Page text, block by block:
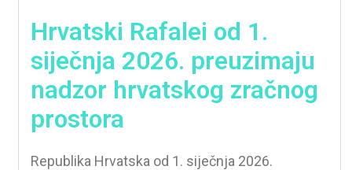
Hrvatski Rafalei od 1.
siječnja 2026. preuzimaju
nadzor hrvatskog zračnog
prostora
Republika Hrvatska od 1. siječnja 2026.